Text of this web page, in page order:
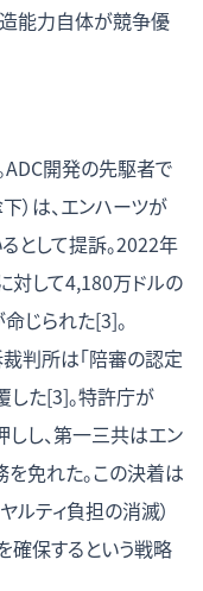
能力自体が競争優
ADC開発の先駆者で
）は、エンハーツが
として提訴。2022年
対して4,180万ドルの
じられた[3]。
判所は「陪審の認定
した[3]。特許庁が
し、第一三共はエン
免れた。この決着は
ティ負担の消滅）
確保するという戦略